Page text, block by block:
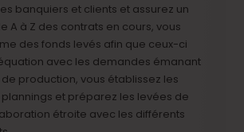
banquiers et clients et assurez un
A à Z des contrats en cours, vous
des fonds levés afin que ceux-ci
avec les demandes émanant
production, vous établissez les
et préparez les levées de
étroite avec les différents